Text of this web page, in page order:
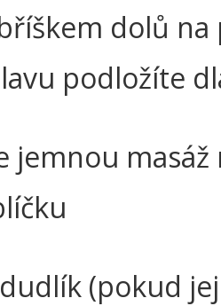
dolů
podložíte
jemnou masáž
(pokud